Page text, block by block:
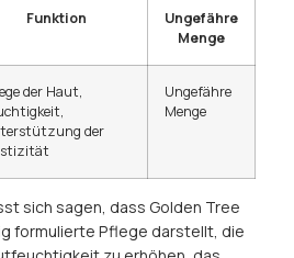
Funktion
Ungefähre
Menge
der Haut,
der
Ungefähre
Menge
sich sagen, dass Golden Tree
formulierte Pflege darstellt, die